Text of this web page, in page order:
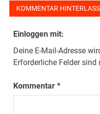
KOMMENTAR
Einloggen mit:
Deine E-Mail-Adresse
Erforderliche Felder
Kommentar*